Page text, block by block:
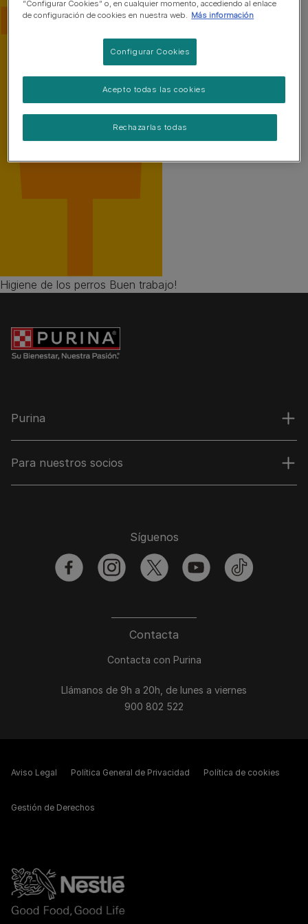
Higiene de los perros Buen trabajo!
Purina
Para nuestros socios
Contacta
Contacta con Purina
Llámanos de 9h a 20h, de lunes a viernes
900 802 522
Síguenos
facebookinstagramtwitter youtubetiktok
Aviso Legal Política General de Privacidad Política de cookies
Gestión de Derechos
“Configurar Cookies” o, en cualquier momento, accediendo al enlace
de configuración de cookies en nuestra web.
Más información
Configurar Cookies
Rechazarlas todas
Acepto todas las cookies